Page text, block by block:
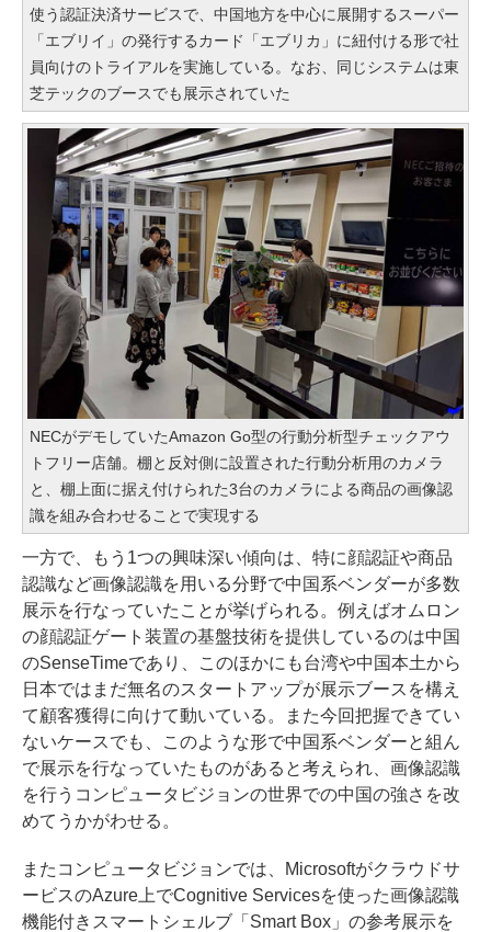
使う認証決済サービスで、中国地方を中心に展開するスーパー
「エブリイ」の発行するカード「エブリカ」に紐付ける形で社
員向けのトライアルを実施している。なお、同じシステムは東
芝テックのブースでも展示されていた
NECがデモしていたAmazon Go型の行動分析型チェックアウ
トフリー店舗。棚と反対側に設置された行動分析用のカメラ
と、棚上面に据え付けられた3台のカメラによる商品の画像認
識を組み合わせることで実現する
一方で、もう1つの興味深い傾向は、特に顔認証や商品
認識など画像認識を用いる分野で中国系ベンダーが多数
展示を行なっていたことが挙げられる。例えばオムロン
の顔認証ゲート装置の基盤技術を提供しているのは中国
のSenseTimeであり、このほかにも台湾や中国本土から
日本ではまだ無名のスタートアップが展示ブースを構え
て顧客獲得に向けて動いている。また今回把握できてい
ないケースでも、このような形で中国系ベンダーと組ん
で展示を行なっていたものがあると考えられ、画像認識
を行うコンピュータビジョンの世界での中国の強さを改
めてうかがわせる。
またコンピュータビジョンでは、Microsoftがクラウドサ
ービスのAzure上でCognitive Servicesを使った画像認識
機能付きスマートシェルブ「Smart Box」の参考展示を